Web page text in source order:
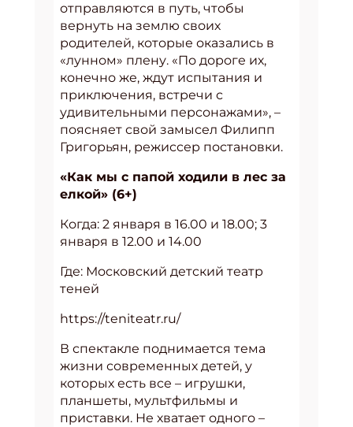
отправляются в путь, чтобы
вернуть на землю своих
родителей, которые оказались в
«лунном» плену. «По дороге их,
конечно же, ждут испытания и
приключения, встречи с
удивительными персонажами», –
поясняет свой замысел Филипп
Григорьян, режиссер постановки.
«Как мы с папой ходили в лес за
елкой» (6+)
Когда: 2 января в 16.00 и 18.00; 3
января в 12.00 и 14.00
Где: Московский детский театр
теней
https://teniteatr.ru/
В спектакле поднимается тема
жизни современных детей, у
которых есть все – игрушки,
планшеты, мультфильмы и
приставки. Не хватает одного –